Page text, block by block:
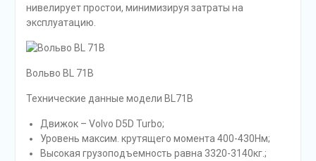
нивелирует простои, минимизируя затраты на
эксплуатацию.
Вольво BL 71B
Технические данные модели BL71B
Движок – Volvo D5D Turbo;
Уровень максим. крутящего момента 400-430Нм;
Высокая грузоподъемность равна 3320-3140кг.;